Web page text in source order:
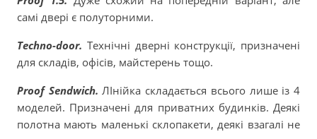
самі двері є полуторними.
Techno-door. Технічні дверні конструкції, призначені
для складів, офісів, майстерень тощо.
Proof Sendwich. ЛІнійка складається всього лише із 4
моделей. Призначені для приватних будинків. Деякі
полотна мають маленькі склопакети, деякі взагалі не